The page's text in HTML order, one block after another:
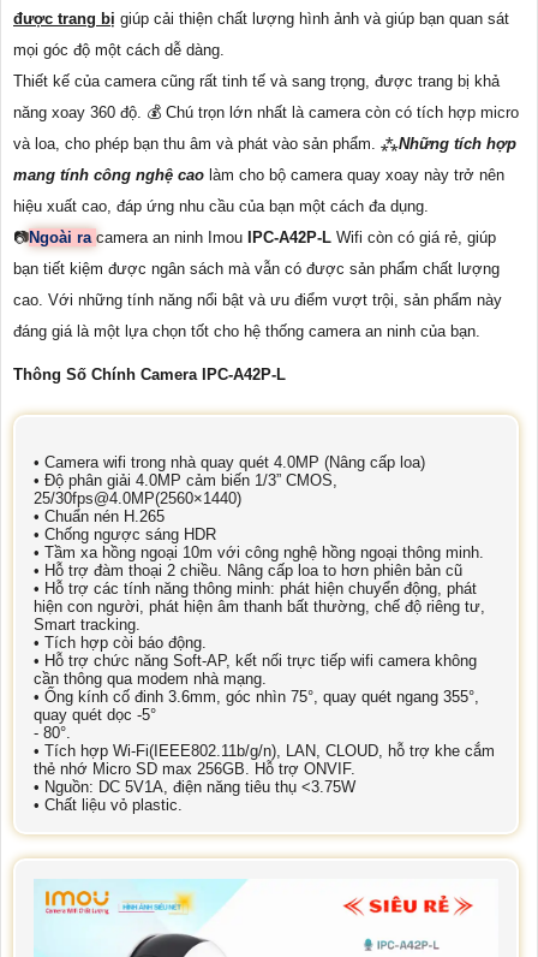
được trang bị giúp cải thiện chất lượng hình ảnh và giúp bạn quan sát
mọi góc độ một cách dễ dàng.
Thiết kế của camera cũng rất tinh tế và sang trọng, được trang bị khả
năng xoay 360 độ. 💰 Chú trọn lớn nhất là camera còn có tích hợp micro
và loa, cho phép bạn thu âm và phát vào sản phẩm. ⁂Những tích hợp
mang tính công nghệ cao làm cho bộ camera quay xoay này trở nên
hiệu xuất cao, đáp ứng nhu cầu của bạn một cách đa dụng.
📷Ngoài ra camera an ninh Imou IPC-A42P-L Wifi còn có giá rẻ, giúp
bạn tiết kiệm được ngân sách mà vẫn có được sản phẩm chất lượng
cao. Với những tính năng nổi bật và ưu điểm vượt trội, sản phẩm này
đáng giá là một lựa chọn tốt cho hệ thống camera an ninh của bạn.
Thông Số Chính Camera IPC-A42P-L
• Camera wifi trong nhà quay quét 4.0MP (Nâng cấp loa)
• Độ phân giải 4.0MP cảm biến 1/3” CMOS,
25/30fps@4.0MP(2560×1440)
• Chuẩn nén H.265
• Chống ngược sáng HDR
• Tầm xa hồng ngoại 10m với công nghệ hồng ngoại thông minh.
• Hỗ trợ đàm thoại 2 chiều. Nâng cấp loa to hơn phiên bản cũ
• Hỗ trợ các tính năng thông minh: phát hiện chuyển động, phát
hiện con người, phát hiện âm thanh bất thường, chế độ riêng tư,
Smart tracking.
• Tích hợp còi báo động.
• Hỗ trợ chức năng Soft-AP, kết nối trực tiếp wifi camera không
cần thông qua modem nhà mạng.
• Ống kính cố đinh 3.6mm, góc nhìn 75°, quay quét ngang 355°,
quay quét dọc -5°
- 80°.
• Tích hợp Wi-Fi(IEEE802.11b/g/n), LAN, CLOUD, hỗ trợ khe cắm
thẻ nhớ Micro SD max 256GB. Hỗ trợ ONVIF.
• Nguồn: DC 5V1A, điện năng tiêu thụ <3.75W
• Chất liệu vỏ plastic.